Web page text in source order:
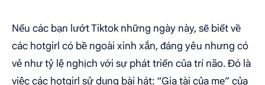
Nếu các bạn lướt Tiktok những ngày này, sẽ biết về
các hotgirl có bề ngoài xinh xắn, đáng yêu nhưng có
vẻ như tỷ lệ nghịch với sự phát triển của trí não. Đó là
việc các hotgirl sử dụng bài hát: “Gia tài của mẹ” của